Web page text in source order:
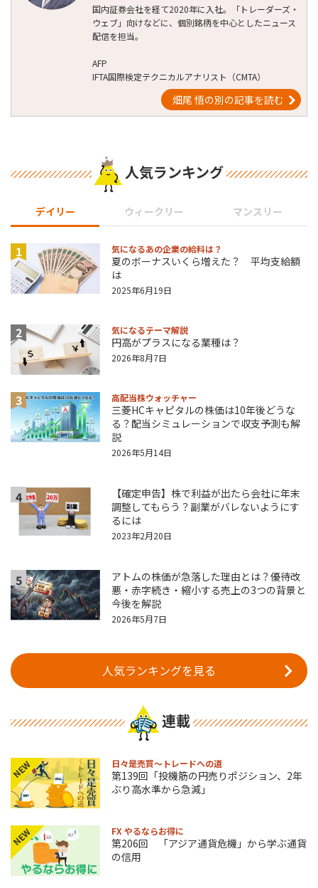
国内証券会社を経て2020年に入社。「トレーダーズ・
ウェブ」向けなどに、個別銘柄を中心としたニュース
配信を担当。
AFP
IFTA国際検定テクニカルアナリスト（CMTA）
畑尾 悟の別の記事を読む
人気ランキング
デイリー ウィークリー マンスリー
1 気になるあの企業の給料は？
夏のボーナスいくら増えた？ 平均支給額
は
2025年6月19日
2 気になるテーマ解説
円高がプラスになる業種は？
2026年8月7日
3 高配当株ウォッチャー
三菱HCキャピタルの株価は10年後どうな
る？配当シミュレーションで収支予測も解
説
2026年5月14日
4
【確定申告】株で利益が出たら会社に年末
調整してもらう？副業がバレないようにす
るには
2023年2月20日
5
アトムの株価が急落した理由とは？優待改
悪・赤字続き・縮小する売上の3つの背景と
今後を解説
2026年5月7日
人気ランキングを見る
連載
NEW 日々是売買～トレードへの道
第139回「投機筋の円売りポジション、2年
ぶり高水準から急減」
NEW FX やるならお得に
第206回 「アジア通貨危機」から学ぶ通貨
の信用